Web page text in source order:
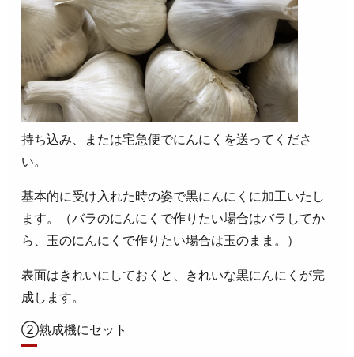
持ち込み、または宅急便でにんにくを送ってくださ
い。
基本的に受け入れた時の姿で黒にんにくに加工いたし
ます。（バラのにんにくで作りたい場合はバラしてか
ら、玉のにんにくで作りたい場合は玉のまま。）
表面はきれいにしておくと、きれいな黒にんにくが完
成します。
②熟成機にセット